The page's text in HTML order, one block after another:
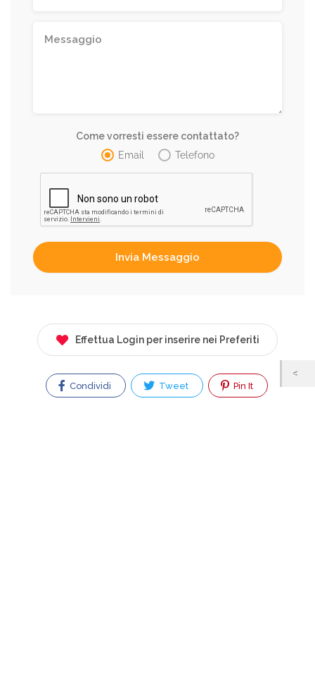
Come vorresti essere contattato?
Email
Telefono
Effettua Login per inserire nei Preferiti
Condividi Tweet Pin It